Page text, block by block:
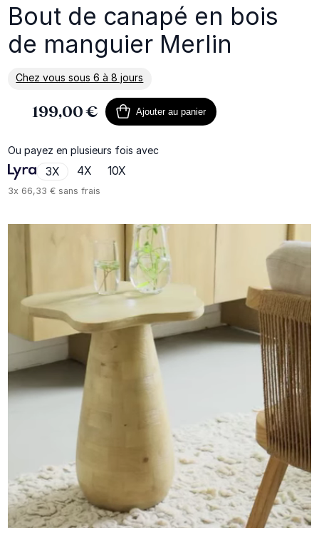
Bout de canapé en bois
de manguier Merlin
Chez vous sous 6 à 8 jours
En savoir plus sur la livraison
199,00 € Ajouter au panier
Ou payez en plusieurs fois avec
3X 4X 10X
3x 66,33 € sans frais